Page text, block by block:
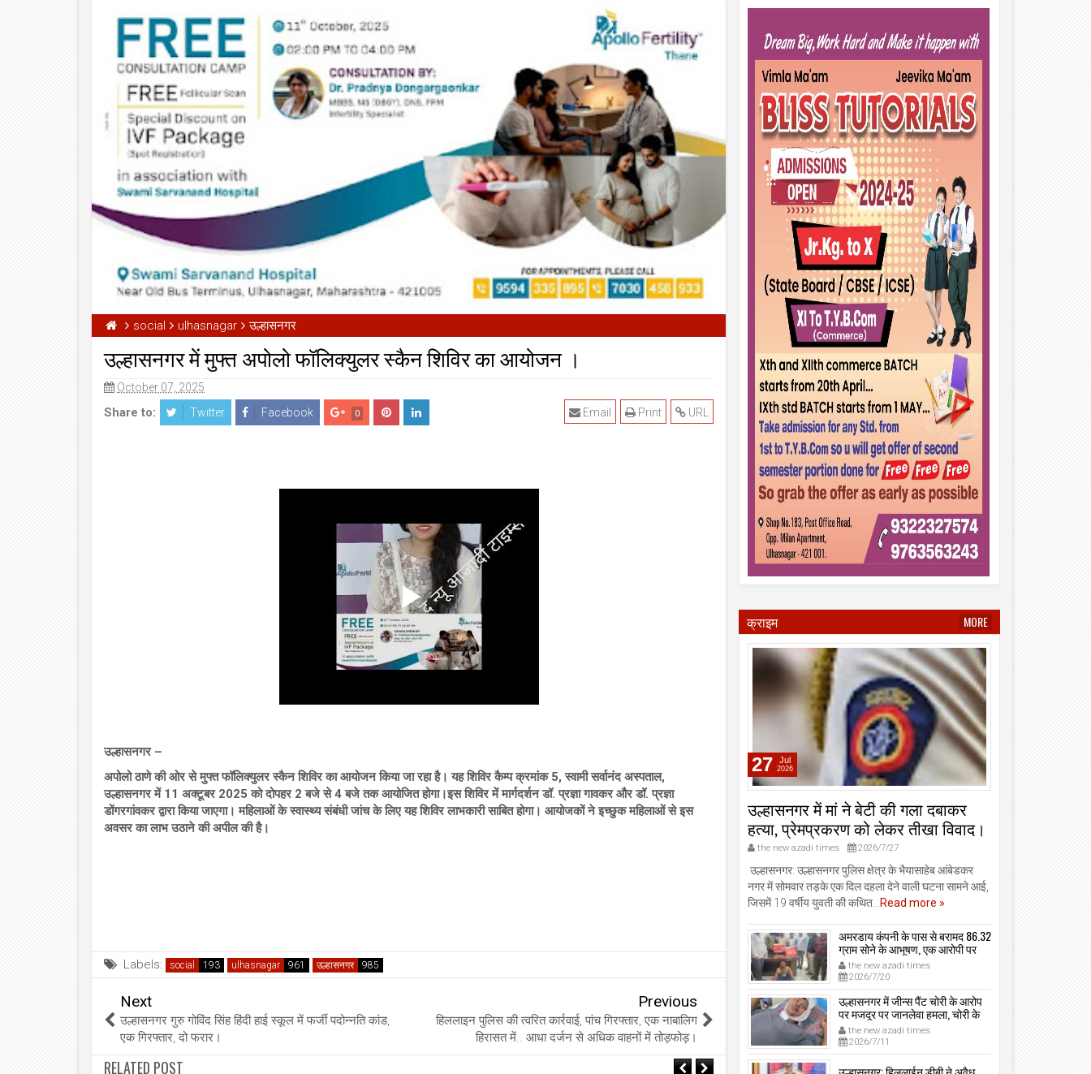
01 Aug
2026 01 Aug
2026
social ulhasnagar उल्हासनगर
उल्हासनगर में मुफ्त अपोलो फॉलिक्युलर स्कैन शिविर का आयोजन ।
October 07, 2025
Share to: Twitter Facebook 0 URL
Print
Email
उल्हासनगर –
अपोलो ठाणे की ओर से मुफ्त फॉलिक्युलर स्कैन शिविर का आयोजन किया जा रहा है। यह शिविर कैम्प क्रमांक 5, स्वामी सर्वानंद अस्पताल,
उल्हासनगर में 11 अक्टूबर 2025 को दोपहर 2 बजे से 4 बजे तक आयोजित होगा।इस शिविर में मार्गदर्शन डॉ. प्रज्ञा गावकर और डॉ. प्रज्ञा
डोंगरगांवकर द्वारा किया जाएगा। महिलाओं के स्वास्थ्य संबंधी जांच के लिए यह शिविर लाभकारी साबित होगा। आयोजकों ने इच्छुक महिलाओं से इस
अवसर का लाभ उठाने की अपील की है।
Labels: social ulhasnagar उल्हासनगर
Next
उल्हासनगर गुरु गोविंद सिंह हिंदी हाई स्कूल में फर्जी पदोन्नति कांड,
एक गिरफ्तार, दो फरार।
Previous
हिललाइन पुलिस की त्वरित कार्रवाई, पांच गिरफ्तार, एक नाबालिग
हिरासत में.. आधा दर्जन से अधिक वाहनों में तोड़फोड़।
RELATED POST
क्राइम MORE
27 Jul
2026
उल्हासनगर में मां ने बेटी की गला दबाकर
हत्या, प्रेमप्रकरण को लेकर तीखा विवाद।
the new azadi times 2026/7/27
उल्हासनगर: उल्हासनगर पुलिस क्षेत्र के भैयासाहेब आंबेडकर
नगर में सोमवार तड़के एक दिल दहला देने वाली घटना सामने आई,
जिसमें 19 वर्षीय युवती की कथित...Read more »
अमरडाय कंपनी के पास से बरामद 86.32
ग्राम सोने के आभूषण, एक आरोपी पर
मामला दर्ज, उल्हासनगर-भायखळा पुलिस
ने घरफोड़ियों के संबंध में एक आरोपी से
महत्वपूर्ण पूछताछ के बाद आरोपी के साथी
के ठिकाने से 10,90,261 रुपये मूल्य के
सोने के आभूषण बरामद किए।
the new azadi times
2026/7/20
उल्हासनगर में जीन्स पैंट चोरी के आरोप
पर मजदूर पर जानलेवा हमला, चोरी के
संदेह में किडनैप कर कराई पिटाई, मजदूर
गंभीर रूप से जख्मी।
the new azadi times
2026/7/11